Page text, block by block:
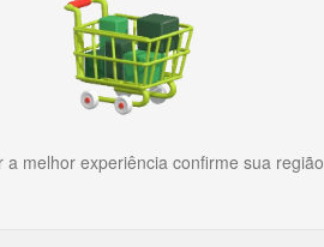
a melhor experiência confirme sua região